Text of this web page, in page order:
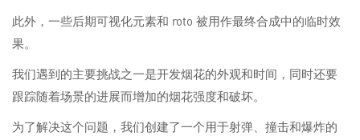
此外，一些后期可视化元素和 roto 被用作最终合成中的临时效
果。
我们遇到的主要挑战之一是开发烟花的外观和时间，同时还要
跟踪随着场景的进展而增加的烟花强度和破坏。
为了解决这个问题，我们创建了一个用于射弹、撞击和爆炸的